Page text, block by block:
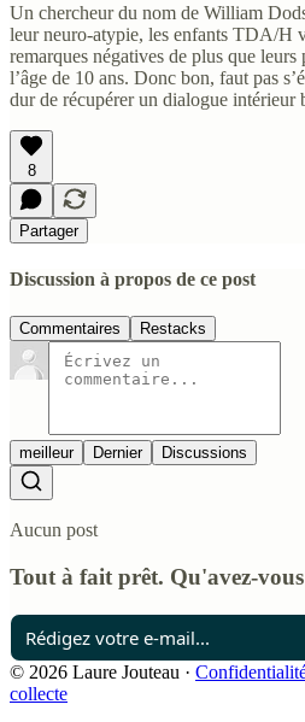
Un chercheur du nom de William
leur neuro-atypie, les enfants TDA/H
remarques négatives de plus que
l’âge de 10 ans. Donc bon, faut pas
dur de récupérer un dialogue intérieur
8
Partager
Discussion à propos de ce post
Commentaires Restacks
meilleur Dernier Discussions
Aucun post
Tout à fait prêt. Qu'avez-
© 2026 Laure Jouteau ·
collecte